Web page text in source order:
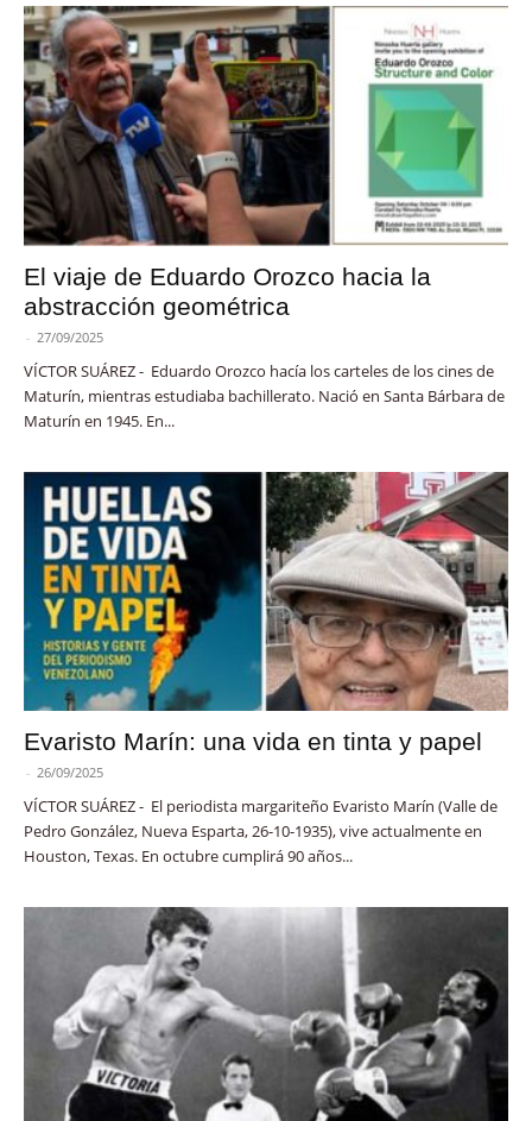
El viaje de Eduardo Orozco hacia la
abstracción geométrica
- 27/09/2025
VÍCTOR SUÁREZ - Eduardo Orozco hacía los carteles de los cines de
Maturín, mientras estudiaba bachillerato. Nació en Santa Bárbara de
Maturín en 1945. En...
Evaristo Marín: una vida en tinta y papel
- 26/09/2025
VÍCTOR SUÁREZ - El periodista margariteño Evaristo Marín (Valle de
Pedro González, Nueva Esparta, 26-10-1935), vive actualmente en
Houston, Texas. En octubre cumplirá 90 años...